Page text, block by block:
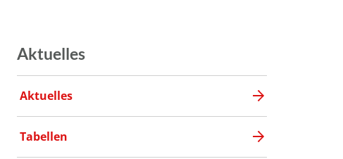
Aktuelles
Aktuelles
Tabellen